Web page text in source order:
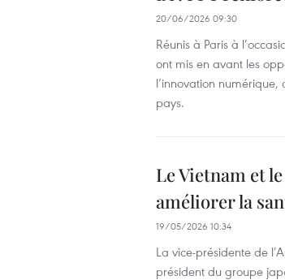
20/06/2026 09:30
Réunis à Paris à
ont mis en avant les
l’innovation
pays.
Le Vietnam et
améliorer la
19/05/2026 10:34
La vice-présidente de
président du groupe